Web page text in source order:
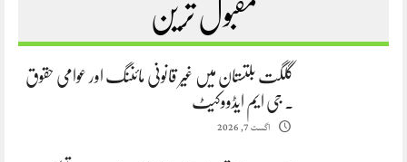
مقبول ترین
گلگت بلتستان میں غیر قانونی مائننگ اور عوامی حقوق
. جی ایم ایڈووکیٹ
اگست 7, 2026